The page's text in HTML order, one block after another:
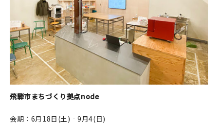
飛騨市まちづくり拠点node
会期：6月18日(土)‐9月4(日)